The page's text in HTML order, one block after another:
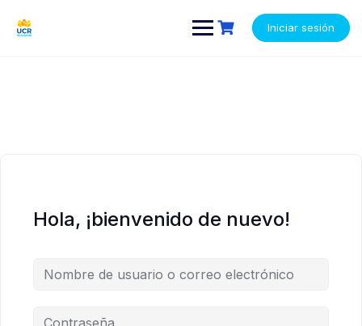
contenido
Iniciar sesión
Hola, ¡bienvenido de nuevo!